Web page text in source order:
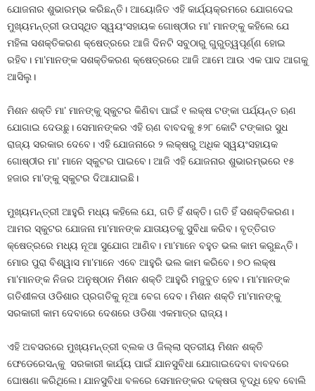
ଯୋଜନାର ଶୁଭାରମ୍ଭ କରିଛନ୍ତି। ଆୟୋଜିତ ଏହି କାର୍ଯ୍ୟକ୍ରମରେ ଯୋଗଦେଇ
ମୁଖ୍ୟମନ୍ତ୍ରୀ ଉପସ୍ଥିତ ସ୍ୱୟଂସହାୟକ ଗୋଷ୍ଠୀର ମା’ ମାନଙ୍କୁ କହିଲେ ଯେ
ମହିଳା ସଶକ୍ତିକରଣ କ୍ଷେତ୍ରରେ ଆଜି ଦିନଟି ସବୁଠାରୁ ଗୁରୁତ୍ୱପୂର୍ଣ୍ଣ ହୋଇ
ରହିବ। ମା’ମାନଙ୍କ ସଶକ୍ତିକରଣ କ୍ଷେତ୍ରରେ ଆଜି ଆମେ ଆଉ ଏକ ପାଦ ଆଗକୁ
ଆସିଲୁ।
ମିଶନ ଶକ୍ତି ମା’ ମାନଙ୍କୁ ସ୍କୁଟର କିଣିବା ପାଇଁ ୧ ଲକ୍ଷ ଟଙ୍କା ପର୍ଯ୍ୟନ୍ତ ଋଣ
ଯୋଗାଇ ଦେଉଛୁ। ସେମାନଙ୍କର ଏହି ଋଣ ବାବଦକୁ ୫୨୮ କୋଟି ଟଙ୍କାର ସୁଧ
ରାଜ୍ୟ ସରକାର ଦେବେ। ଏହି ଯୋଜନାରେ ୨ ଲକ୍ଷରୁ ଅଧିକ ସ୍ୱୟଂସହାୟକ
ଗୋଷ୍ଠୀର ମା’ ମାନେ ସ୍କୁଟର ପାଇବେ। ଆଜି ଏହି ଯୋଜନାର ଶୁଭାରମ୍ଭରେ ୧୫
ହଜାର ମା’ଙ୍କୁ ସ୍କୁଟର ଦିଆଯାଇଛି।
ମୁଖ୍ୟମନ୍ତ୍ରୀ ଆହୁରି ମଧ୍ୟ କହିଲେ ଯେ, ଗତି ହିଁ ଶକ୍ତି। ଗତି ହିଁ ସଶକ୍ତିକରଣ।
ଆମର ସ୍କୁଟର ଯୋଜନା ମା’ମାନଙ୍କ ଯାତାୟତକୁ ସୁବିଧା କରିବ। ବୃତ୍ତିଗତ
କ୍ଷେତ୍ରରେ ମଧ୍ୟ ନୂଆ ସୁଯୋଗ ଆଣିବ। ମା’ମାନେ ବହୁତ ଭଲ କାମ କରୁଛନ୍ତି।
ମୋର ପୁରା ବିଶ୍ୱାସ ମା’ମାନେ ଏବେ ଆହୁରି ଭଲ କାମ କରିବେ। ୭୦ ଲକ୍ଷ
ମା’ମାନଙ୍କ ନିଜର ଅନୁଷ୍ଠାନ ମିଶନ ଶକ୍ତି ଆହୁରି ମଜୁବୁତ ହେବ। ମା’ମାନଙ୍କ
ଗତିଶୀଳତା ଓଡିଶାର ପ୍ରଗତିକୁ ନୂଆ ବେଗ ଦେବ। ମିଶନ ଶକ୍ତି ମା’ମାନଙ୍କୁ
ସରକାରୀ କାମ ଦେବାରେ ଦେଶରେ ଓଡିଶା ଏକମାତ୍ର ରାଜ୍ୟ।
ଏହି ଅବସରରେ ମୁଖ୍ୟମନ୍ତ୍ରୀ ବ୍ଲକ ଓ ଜିଲ୍ଲା ସ୍ତରୀୟ ମିଶନ ଶକ୍ତି
ଫେଡେରେସନ୍‌କୁ ସରକାରୀ କାର୍ଯ୍ୟ ପାଇଁ ଯାନସୁବିଧା ଯୋଗାଇଦେବା ବାବଦରେ
ଘୋଷଣା କରିଥିଲେ। ଯାନସୁବିଧା ବଳରେ ସେମାନଙ୍କର ଦକ୍ଷତା ବୃଦ୍ଧି ହେବ ବୋଲି